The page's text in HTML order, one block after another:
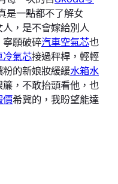
是一點都不了解女
，是不會嫁給別人
寧願破碎汽車空氣芯也
冷氣芯接過秤桿，輕輕
的新娘妝緩緩水箱水
，不敢抬頭看他，也
價希冀的，我盼望能達